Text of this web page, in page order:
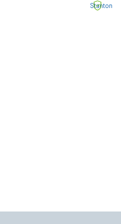
Stanton